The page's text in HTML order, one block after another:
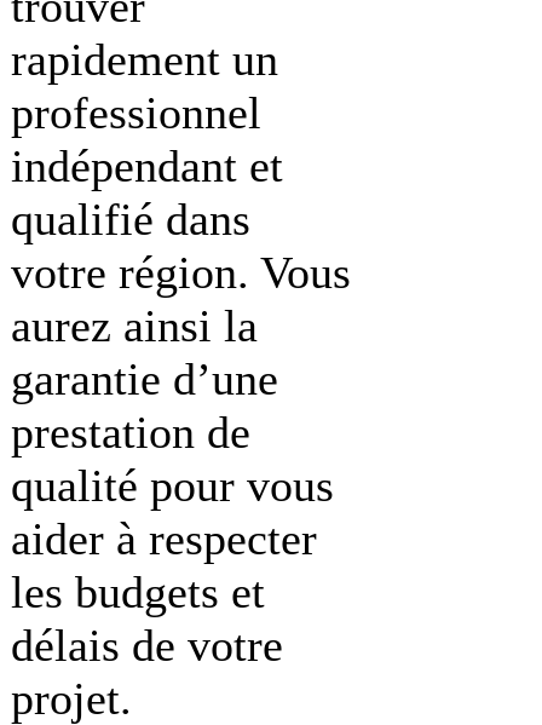
rapidement un
professionnel
indépendant et
qualifié dans
votre région. Vous
aurez ainsi la
garantie d’une
prestation de
qualité pour vous
aider à respecter
les budgets et
délais de votre
projet.